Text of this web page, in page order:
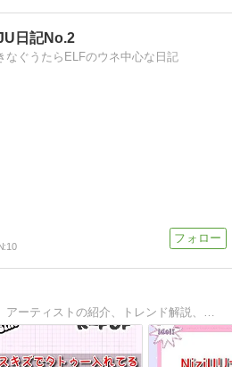
日記No.2
なぐうたらELFのウネ中心な日記
10
K-POPの最新ニュース、アーティストの紹介、トレンド解説、さらに注目のアルバムやミュージックビデオのレビューをお届けします。